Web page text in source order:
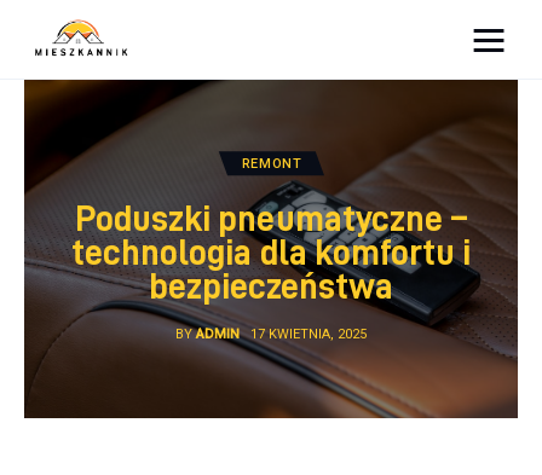
Łazienka
Kuchnia
Salon
REMONT
Poduszki pneumatyczne –
technologia dla komfortu i
bezpieczeństwa
BY ADMIN 17 KWIETNIA, 2025